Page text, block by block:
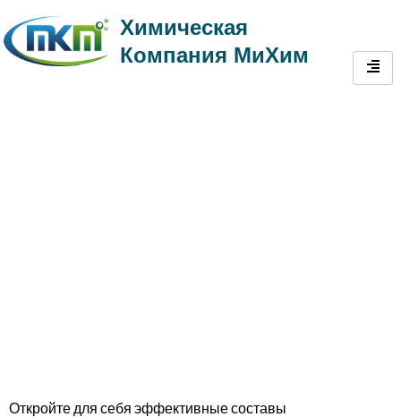
Химическая
Компания МиХим
Откройте для себя эффективные составы